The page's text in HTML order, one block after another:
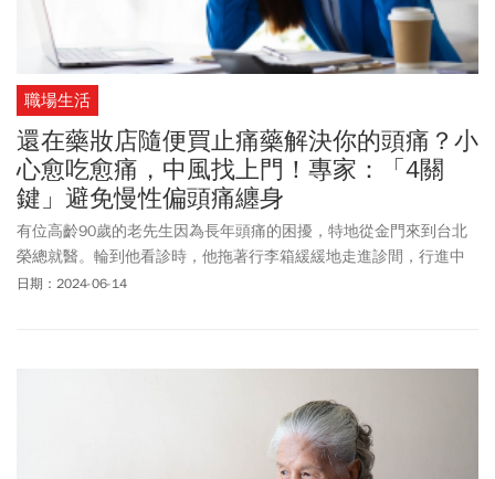
職場生活
還在藥妝店隨便買止痛藥解決你的頭痛？小
心愈吃愈痛，中風找上門！專家：「4關
鍵」避免慢性偏頭痛纏身
有位高齡90歲的老先生因為長年頭痛的困擾，特地從金門來到台北
榮總就醫。輪到他看診時，他拖著行李箱緩緩地走進診間，行進中
伴隨著玻璃瓶互相撞擊的清脆聲響。問診過程中，當我詢問他服用
日期：2024-06-14